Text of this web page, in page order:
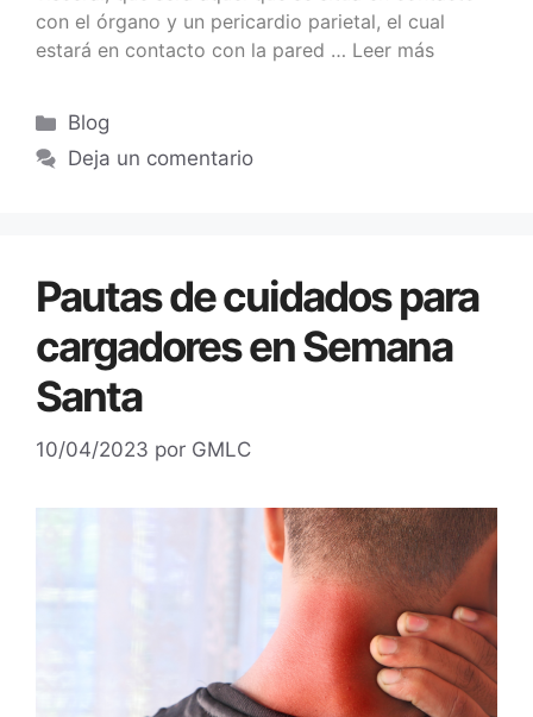
con el órgano y un pericardio parietal, el cual
estará en contacto con la pared … Leer más
Blog
Deja un comentario
Pautas de cuidados para
cargadores en Semana
Santa
10/04/2023 por GMLC